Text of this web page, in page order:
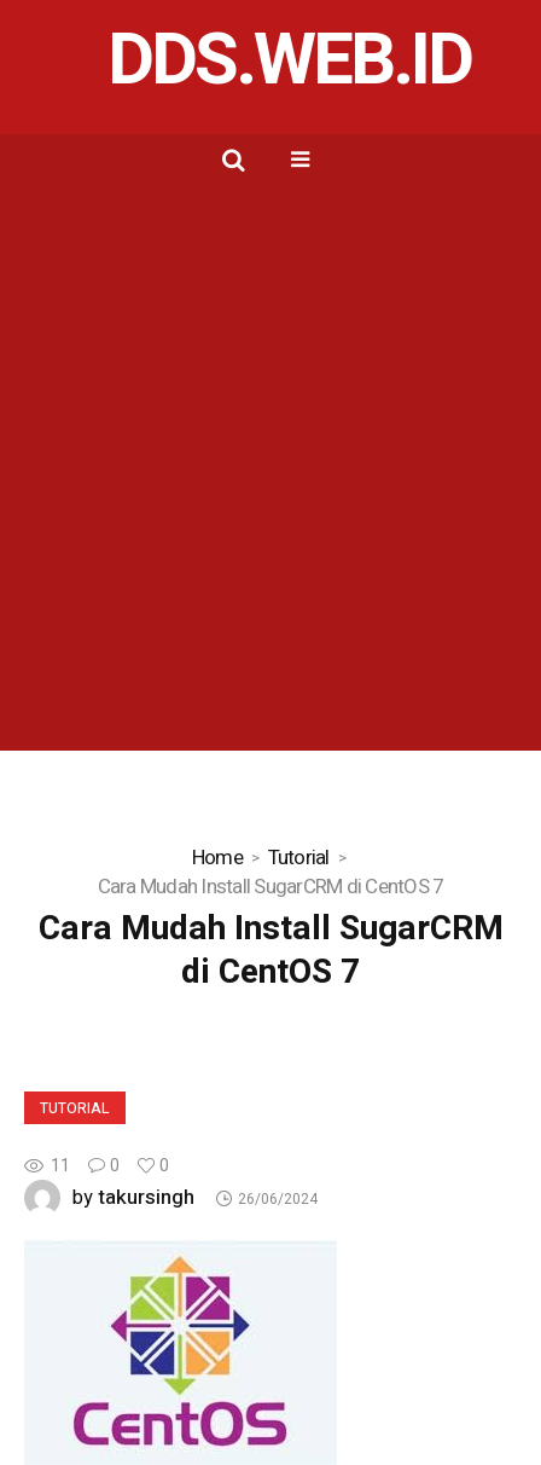
DDS.WEB.ID
Home
Tutorial
Cara Mudah Install SugarCRM di CentOS 7
Cara Mudah Install SugarCRM
di CentOS 7
TUTORIAL
11 0 0
bytakursingh 26/06/2024